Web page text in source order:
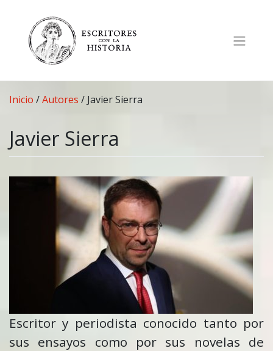
contenido
Inicio /Autores / Javier Sierra
Javier Sierra
Escritor y periodista conocido tanto por
sus ensayos como por sus novelas de